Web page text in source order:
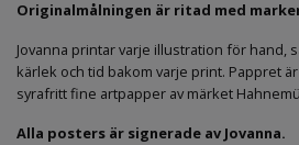
Originalmålningen är ritad med
Jovanna printar varje illustration för hand,
kärlek och tid bakom varje print. Pappret
syrafritt fine artpapper av märket
Alla posters är signerade av Jovanna.